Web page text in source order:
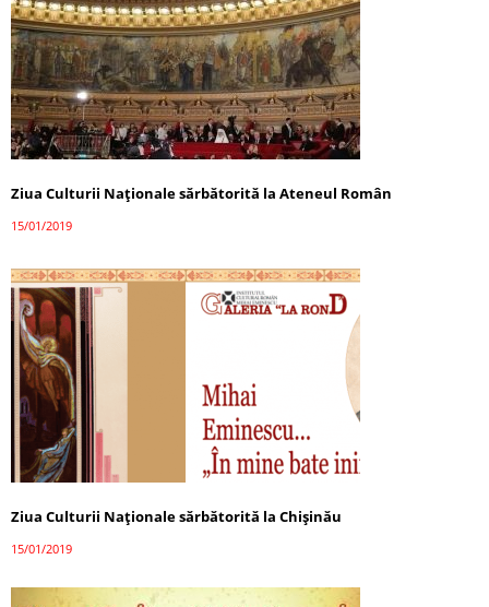
Ziua Culturii Naţionale sărbătorită la Ateneul Român
15/01/2019
Ziua Culturii Naționale sărbătorită la Chișinău
15/01/2019